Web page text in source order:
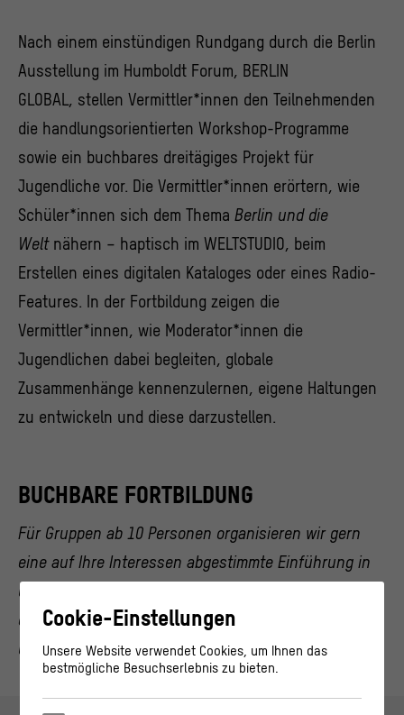
Nach einem einstündigen Rundgang durch die Berlin
Ausstellung im Humboldt Forum, BERLIN
GLOBAL, stellen Vermittler*innen den Teilnehmenden
die handlungsorientierten Workshop-Programme
sowie ein buchbares dreitägiges Projekt für
Jugendliche vor. Die Vermittler*innen erörtern, wie
Schüler*innen sich dem Thema Berlin und die
Weltnähern – haptisch im WELTSTUDIO, beim
Erstellen eines digitalen Kataloges oder eines Radio-
Features. In der Fortbildung zeigen die
Vermittler*innen, wie Moderator*innen die
Jugendlichen dabei begleiten, globale
Zusammenhänge kennenzulernen, eigene Haltungen
zu entwickeln und diese darzustellen.
BUCHBARE FORTBILDUNG
Für Gruppen ab 10 Personen organisieren wir gern
eine auf Ihre Interessen abgestimmte Einführung in
unser Vermittlungsprogramm. Schreiben Sie hierzu
einfach eine E-Mail anvermittlung@stadtmuseum.de
um weitere Informationen zu erhalten.
Cookie-Einstellungen
Unsere Website verwendet Cookies, um Ihnen das
bestmögliche Besuchserlebnis zu bieten.